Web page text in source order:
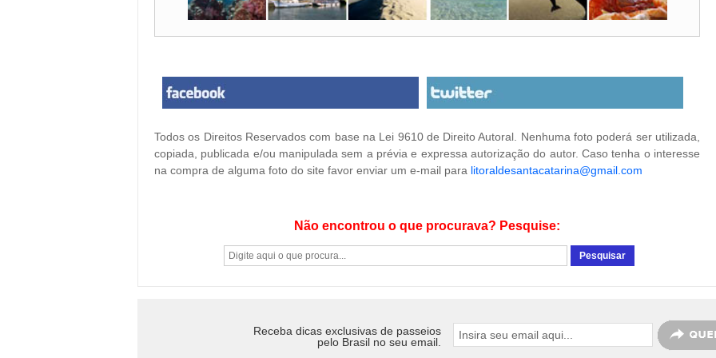
Todos os Direitos Reservados com base na Lei 9610 de Direito Autoral. Nenhuma foto poderá ser utilizada,
copiada, publicada e/ou manipulada sem a prévia e expressa autorização do autor. Caso tenha o interesse
na compra de alguma foto do site favor enviar um e-mail para litoraldesantacatarina@gmail.com
Não encontrou o que procurava? Pesquise:
Receba dicas exclusivas de passeios
pelo Brasil no seu email.